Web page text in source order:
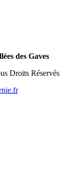
des Gaves
Droits Réservés